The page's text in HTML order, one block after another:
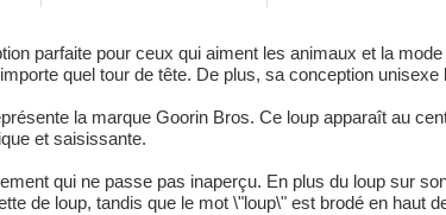
parfaite pour ceux qui aiment les animaux et la
quel tour de tête. De plus, sa conception
la marque Goorin Bros. Ce loup apparaît au
et saisissante.
qui ne passe pas inaperçu. En plus du loup sur
de loup, tandis que le mot \"loup\" est brodé en haut